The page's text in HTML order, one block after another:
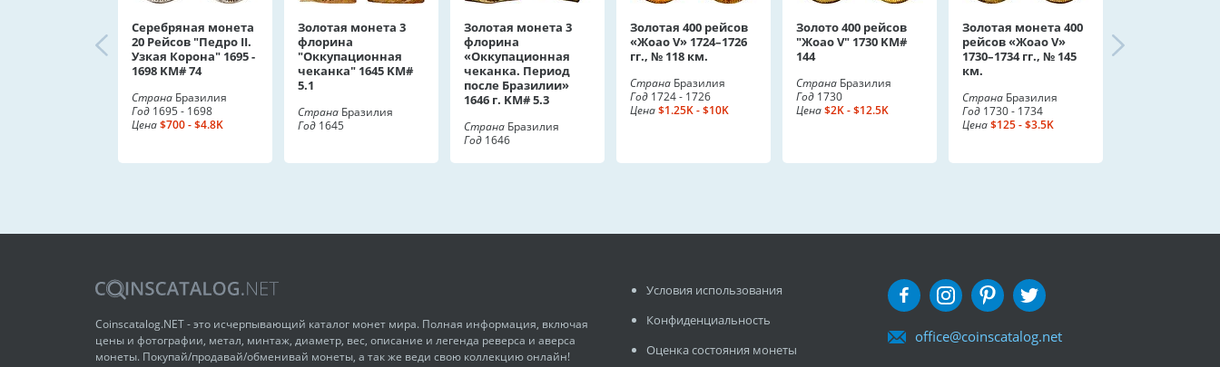
Серебряная монета
20 Рейсов "Педро II.
Узкая Корона" 1695 -
1698 KM# 74
Страна Бразилия
Год 1695 - 1698
Цена$700 - $4.8K
Золотая монета 3
флорина
"Оккупационная
чеканка" 1645 KM#
5.1
Страна Бразилия
Год 1645
Золотая монета 3
флорина
«Оккупационная
чеканка. Период
после Бразилии»
1646 г. KM# 5.3
Страна Бразилия
Год 1646
Золотая 400 рейсов
«Жоао V» 1724–1726
гг., № 118 км.
Страна Бразилия
Год 1724 - 1726
Цена$1.25K - $10K
Золото 400 рейсов
"Жоао V" 1730 KM#
144
Страна Бразилия
Год 1730
Цена$2K - $12.5K
Золотая монета 400
рейсов «Жоао V»
1730–1734 гг., № 145
км.
Страна Бразилия
Год 1730 - 1734
Цена$125 - $3.5K
Coinscatalog.NET - это исчерпывающий каталог монет мира. Полная информация, включая
цены и фотографии, метал, минтаж, диаметр, вес, описание и легенда реверса и аверса
монеты. Покупай/продавай/обменивай монеты, а так же веди свою коллекцию онлайн!
Условия использования
Конфиденциальность
Оценка состояния монеты
office@coinscatalog.net